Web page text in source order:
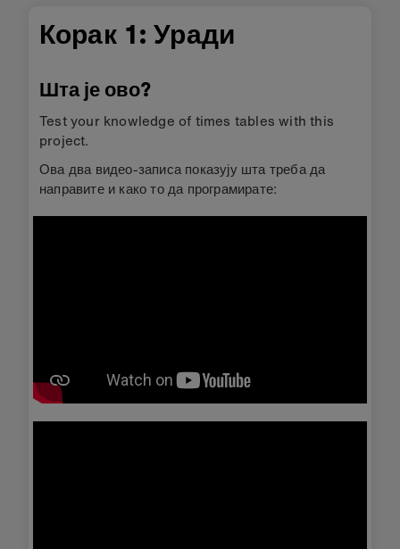
Корак 1: Уради
Шта је ово?
Test your knowledge of times tables with this
project.
Ова два видео-записа показују шта треба да
направите и како то да програмирате: